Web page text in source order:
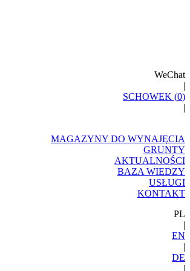
WeChat
|
SCHOWEK (0)
|
MAGAZYNY DO WYNAJĘCIA
GRUNTY
AKTUALNOŚCI
BAZA WIEDZY
USŁUGI
KONTAKT
PL
|
EN
|
DE
|